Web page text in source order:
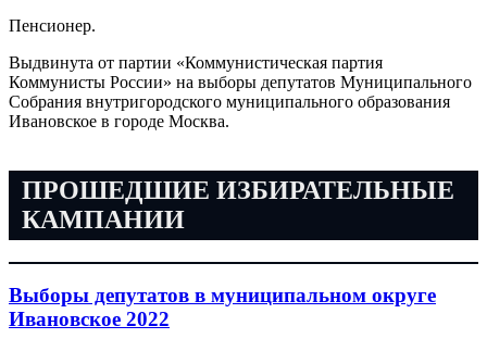
Пенсионер.
Выдвинута от партии «Коммунистическая партия
Коммунисты России» на выборы депутатов Муниципального
Собрания внутригородского муниципального образования
Ивановское в городе Москва.
ПРОШЕДШИЕ ИЗБИРАТЕЛЬНЫЕ
КАМПАНИИ
Выборы депутатов в муниципальном округе
Ивановское 2022